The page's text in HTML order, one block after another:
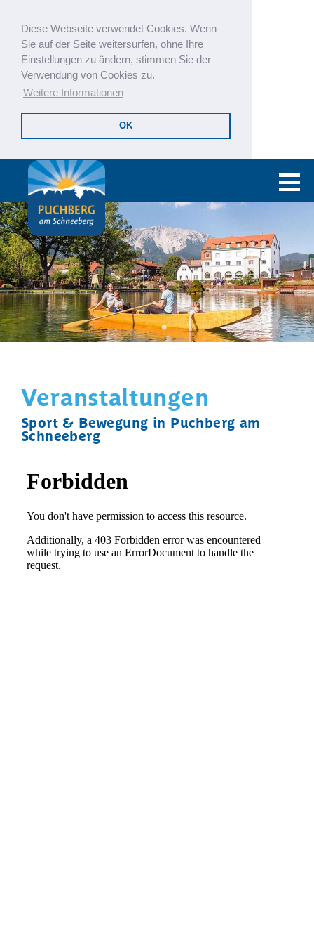
Diese Webseite verwendet Cookies. Wenn
Sie auf der Seite weitersurfen, ohne Ihre
Einstellungen zu ändern, stimmen Sie der
Verwendung von Cookies zu.
Weitere Informationen
OK
Veranstaltungen
Sport & Bewegung in Puchberg am
Schneeberg